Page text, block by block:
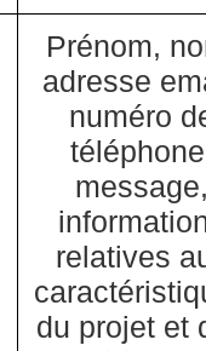
Prénom,
adresse
numéro
relatives
du projet et